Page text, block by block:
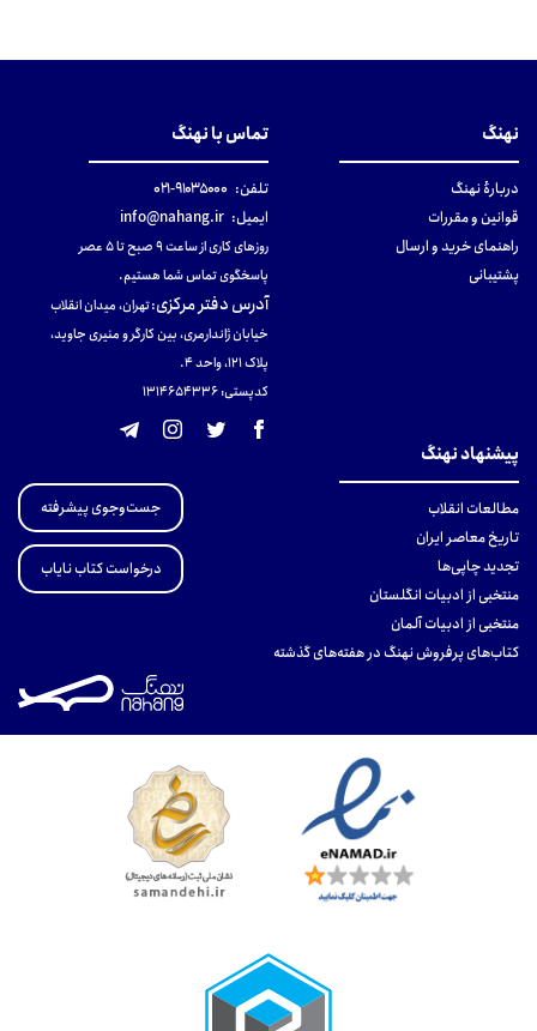
نهنگ
دربارهٔ نهنگ
قوانین و مقررات
راهنمای خرید و ارسال
پشتیبانی
تماس با نهنگ
تلفن: ۹۱۰۳۵۰۰۰-۰۲۱
ایمیل: info@nahang.ir
روزهای کاری از ساعت ۹ صبح تا ۵ عصر
پاسخگوی تماس شما هستیم.
آدرس دفتر مرکزی:تهران، میدان انقلاب
خیابان ژاندارمری، بین کارگر و منیری جاوید،
پلاک 121، واحد ۴.
کدپستی: 131465433۶
پیشنهاد نهنگ
مطالعات انقلاب
تاریخ معاصر ایران
تجدید چاپی‌ها
منتخبی از ادبیات انگلستان
منتخبی از ادبیات آلمان
کتاب‌های پرفروش نهنگ در هفته‌های گذشته
جست‌وجوی پیشرفته
درخواست کتاب نایاب